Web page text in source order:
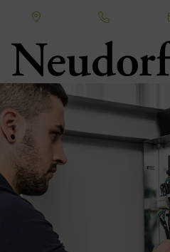
Direkt
zum
Inhalt